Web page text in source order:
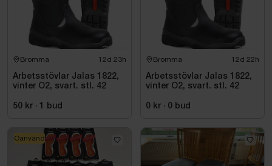
Bromma 12d 23h
Arbetsstövlar Jalas 1822,
vinter O2, svart. stl. 42
50 kr · 1 bud
Bromma 12d 22h
Arbetsstövlar Jalas 1822,
vinter O2, svart. stl. 42
0 kr · 0 bud
Oanvänd